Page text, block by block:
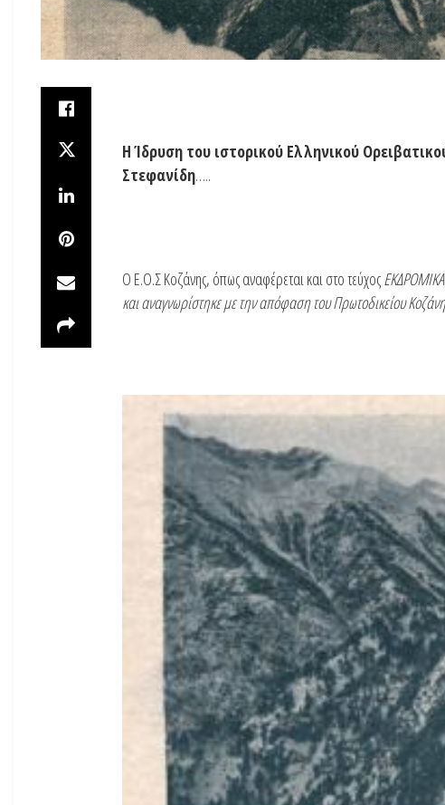
Η Ίδρυση του ιστορικού Ελληνικού
Στεφανίδη…..
Ο Ε.Ο.Σ Κοζάνης, όπως αναφέρεται και στο τεύχος
και αναγνωρίστηκε με την απόφαση του Πρωτοδικείου